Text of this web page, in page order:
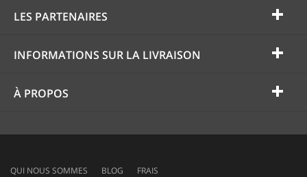
LES PARTENAIRES
INFORMATIONS SUR LA LIVRAISON
À PROPOS
QUI NOUS SOMMES BLOG FRAIS